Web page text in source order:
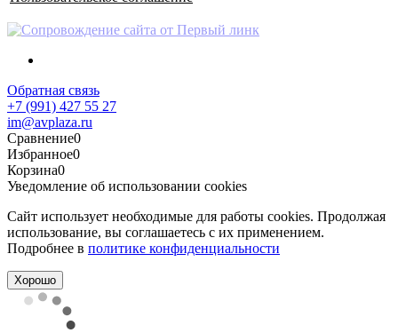
Обратная связь
+7 (991) 427 55 27
im@avplaza.ru
Сравнение0
Избранное0
Корзина0
Уведомление об использовании cookies
Сайт использует необходимые для работы cookies. Продолжая
использование, вы соглашаетесь с их применением.
Подробнее в политике конфиденциальности
Хорошо